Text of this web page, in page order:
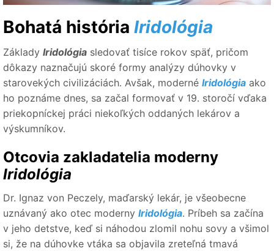
Bohatá história Iridológia
Základy Iridológia sledovať tisíce rokov späť, pričom
dôkazy naznačujú skoré formy analýzy dúhovky v
starovekých civilizáciách. Avšak, moderné Iridológia ako
ho poznáme dnes, sa začal formovať v 19. storočí vďaka
priekopníckej práci niekoľkých oddaných lekárov a
výskumníkov.
Otcovia zakladatelia moderny
Iridológia
Dr. Ignaz von Peczely, maďarský lekár, je všeobecne
uznávaný ako otec moderny Iridológia. Príbeh sa začína
v jeho detstve, keď si náhodou zlomil nohu sovy a všimol
si, že na dúhovke vtáka sa objavila zreteľná tmavá